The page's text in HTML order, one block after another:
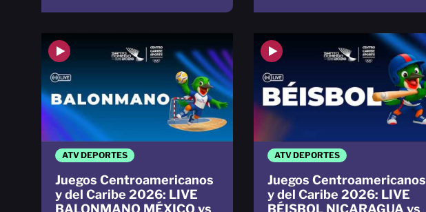
ATV DEPORTES
Juegos Centroamericanos
y del Caribe 2026: LIVE
BALONMANO MÉXICO vs
ATV DEPORTES
Juegos Centroamericanos
y del Caribe 2026: LIVE
BÉISBOL NICARAGUA vs